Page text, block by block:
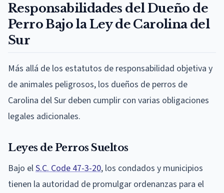
Responsabilidades del Dueño de
Perro Bajo la Ley de Carolina del
Sur
Más allá de los estatutos de responsabilidad objetiva y
de animales peligrosos, los dueños de perros de
Carolina del Sur deben cumplir con varias obligaciones
legales adicionales.
Leyes de Perros Sueltos
Bajo elS.C. Code 47-3-20, los condados y municipios
tienen la autoridad de promulgar ordenanzas para el